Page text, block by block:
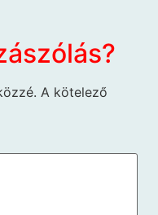
A kötelező